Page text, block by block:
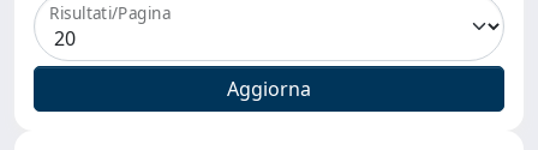
Risultati/Pagina